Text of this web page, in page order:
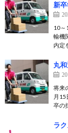
新
10～
輸機
内定
丸
将来
月15
卒の
ラ